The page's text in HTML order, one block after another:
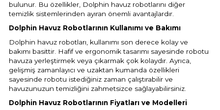
bulunur. Bu özellikler, Dolphin havuz robotlarını diğer
temizlik sistemlerinden ayıran önemli avantajlardır.
Dolphin Havuz Robotlarının Kullanımı ve Bakımı
Dolphin havuz robotları, kullanımı son derece kolay ve
bakımı basittir. Hafif ve ergonomik tasarımı sayesinde robotu
havuza yerleştirmek veya çıkarmak çok kolaydır. Ayrıca,
gelişmiş zamanlayıcı ve uzaktan kumanda özellikleri
sayesinde robotu istediğiniz zaman çalıştırabilir ve
havuzunuzun temizliğini zahmetsizce sağlayabilirsiniz.
Dolphin Havuz Robotlarının Fiyatları ve Modelleri